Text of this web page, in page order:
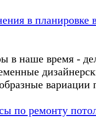
в планировке
в наше время -
вариации
по ремонту